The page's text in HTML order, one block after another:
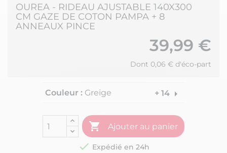
OUREA - RIDEAU AJUSTABLE 140X300
CM GAZE DE COTON PAMPA + 8
ANNEAUX PINCE
39,99 €
Dont 0,06 € d'éco-part
Couleur : Greige + 14 arrow_right
 Ajouter au panier
 Expédié en 24h